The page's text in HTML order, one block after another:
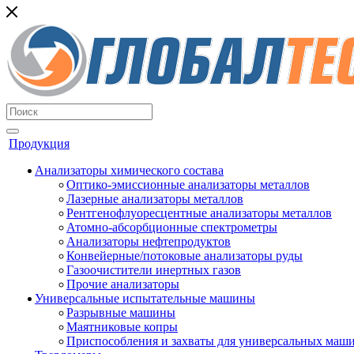
Продукция
Анализаторы химического состава
Оптико-эмиссионные анализаторы металлов
Лазерные анализаторы металлов
Рентгенофлуоресцентные анализаторы металлов
Атомно-абсорбционные спектрометры
Анализаторы нефтепродуктов
Конвейерные/потоковые анализаторы руды
Газоочистители инертных газов
Прочие анализаторы
Универсальные испытательные машины
Разрывные машины
Маятниковые копры
Приспособления и захваты для универсальных